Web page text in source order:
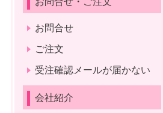
お問合せ
ご注文
受注確認メールが届かない
会社紹介